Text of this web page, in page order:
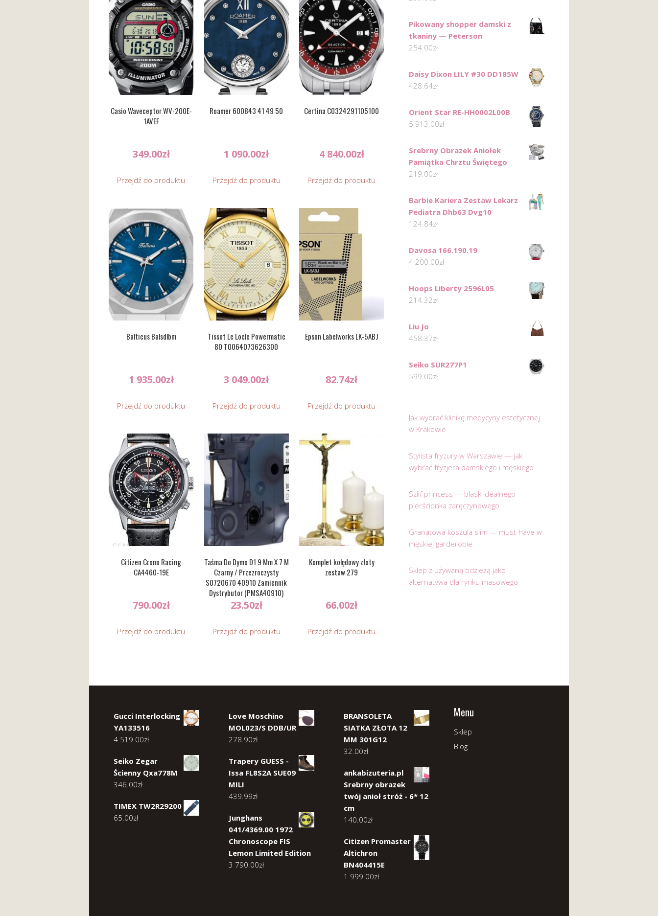
Casio Waveceptor WV-200E-
1AVEF
349.00zł
Przejdź do produktu
Roamer 600843 41 49 50
1 090.00zł
Przejdź do produktu
Certina C0324291105100
4 840.00zł
Przejdź do produktu
Balticus Balsdlbm
1 935.00zł
Przejdź do produktu
Tissot Le Locle Powermatic
80 T0064073626300
3 049.00zł
Przejdź do produktu
Epson Labelworks LK-5ABJ
82.74zł
Przejdź do produktu
Citizen Crono Racing
CA4460-19E
790.00zł
Przejdź do produktu
Taśma Do Dymo D1 9 Mm X 7 M
Czarny / Przezroczysty
S0720670 40910 Zamiennik
Dystrybutor (PMSA40910)
23.50zł
Przejdź do produktu
Komplet kolędowy złoty
zestaw 279
66.00zł
Przejdź do produktu
Pikowany shopper damski z
tkaniny — Peterson
254.00zł
Daisy Dixon LILY #30 DD185W
428.64zł
Orient Star RE-HH0002L00B
5 913.00zł
Srebrny Obrazek Aniołek
Pamiątka Chrztu Świętego
219.00zł
Barbie Kariera Zestaw Lekarz
Pediatra Dhb63 Dvg10
124.84zł
Davosa 166.190.19
4 200.00zł
Hoops Liberty 2596L05
214.32zł
Liu Jo
458.37zł
Seiko SUR277P1
599.00zł
Jak wybrać klinikę medycyny estetycznej
w Krakowie
Stylista fryzury w Warszawie — jak
wybrać fryzjera damskiego i męskiego
Szlif princess — blask idealnego
pierścionka zaręczynowego
Granatowa koszula slim — must-have w
męskiej garderobie
Sklep z używaną odzieżą jako
alternatywa dla rynku masowego
Gucci Interlocking
YA133516
4 519.00zł
Seiko Zegar
Ścienny Qxa778M
346.00zł
TIMEX TW2R29200
65.00zł
Love Moschino
MOL023/S DDB/UR
278.90zł
Trapery GUESS -
Issa FL8S2A SUE09
MILI
439.99zł
Junghans
041/4369.00 1972
Chronoscope FIS
Lemon Limited Edition
3 790.00zł
BRANSOLETA
SIATKA ZŁOTA 12
MM 301G12
32.00zł
ankabizuteria.pl
Srebrny obrazek
twój anioł stróż - 6* 12
cm
140.00zł
Citizen Promaster
Altichron
BN404415E
1 999.00zł
Menu
Sklep
Blog